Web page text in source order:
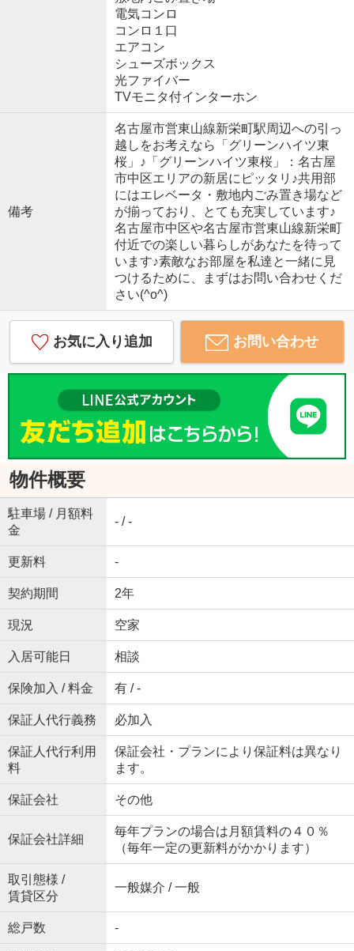
電気コンロ
コンロ１口
エアコン
シューズボックス
光ファイバー
TVモニタ付インターホン
備考
名古屋市営東山線新栄町駅周辺への引っ
越しをお考えなら「グリーンハイツ東
桜」♪「グリーンハイツ東桜」：名古屋
市中区エリアの新居にピッタリ♪共用部
にはエレベータ・敷地内ごみ置き場など
が揃っており、とても充実しています♪
名古屋市中区や名古屋市営東山線新栄町
付近での楽しい暮らしがあなたを待って
います♪素敵なお部屋を私達と一緒に見
つけるために、まずはお問い合わせくだ
さい(^o^)
お気に入り追加 お問い合わせ
物件概要
駐車場 / 月額料
金
- / -
更新料 -
契約期間 2年
現況 空家
入居可能日 相談
保険加入 / 料金 有 / -
保証人代行義務 必加入
保証人代行利用
料
保証会社・プランにより保証料は異なり
ます。
保証会社 その他
保証会社詳細
毎年プランの場合は月額賃料の４０％
（毎年一定の更新料がかかります）
取引態様 /
賃貸区分
一般媒介 / 一般
総戸数 -